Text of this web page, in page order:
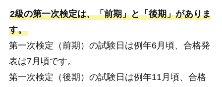
2級の第一次検定は、「前期」と「後期」がありま
す。
第一次検定（前期）の試験日は例年6月頃、合格発
表は7月頃です。
第一次検定（後期）の試験日は例年11月頃、合格